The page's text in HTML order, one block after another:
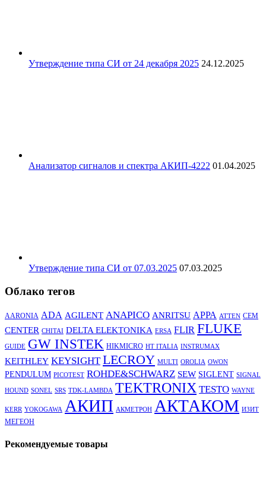
Утверждение типа СИ от 24 декабря 2025 24.12.2025
Анализатор сигналов и спектра АКИП-4222 01.04.2025
Утверждение типа СИ от 07.03.2025 07.03.2025
Облако тегов
AARONIA ADA AGILENT ANAPICO ANRITSU APPA ATTEN CEM
CENTER CHITAI DELTA ELEKTONIKA ERSA FLIR FLUKE
GUIDE GW INSTEK HIKMICRO HT ITALIA INSTRUMAX
KEITHLEY KEYSIGHT LECROY MULTI OROLIA OWON
PENDULUM PICOTEST ROHDE&SCHWARZ SEW SIGLENT SIGNAL
HOUND SONEL SRS TDK-LAMBDA TEKTRONIX TESTO WAYNE
KERR YOKOGAWA АКИП АКМЕТРОН АКТАКОМ ИЗИТ
МЕГЕОН
Рекомендуемые товары